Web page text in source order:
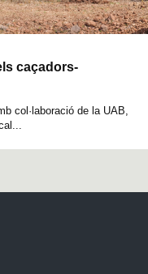
caçadors-
col·laboració de la UAB,